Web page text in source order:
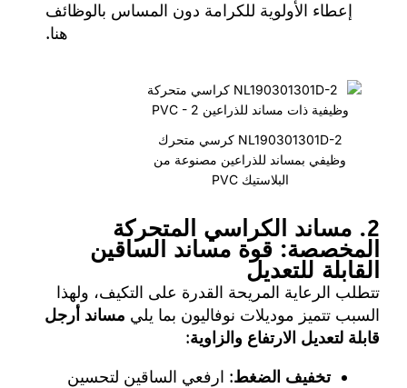
إعطاء الأولوية للكرامة دون المساس بالوظائف
NL190301301D-2 كرسي متحرك
وظيفي بمساند للذراعين مصنوعة من
البلاستيك PVC
2. مساند الكراسي المتحركة
المخصصة: قوة مساند الساقين
القابلة للتعديل
تتطلب الرعاية المريحة القدرة على التكيف، ولهذا
السبب تتميز موديلات نوفاليون بما يليمساند أرجل
قابلة لتعديل الارتفاع والزاوية:
تخفيف الضغط: ارفعي الساقين لتحسين